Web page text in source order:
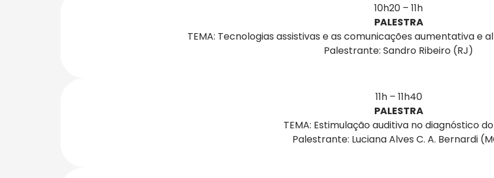
10h20 – 11h
PALESTRA
TEMA: Tecnologias assistivas e as comunicações aumentativa e
Palestrante: Sandro Ribeiro (RJ)
11h – 11h40
PALESTRA
TEMA: Estimulação auditiva no diagnóstico do
Palestrante: Luciana Alves C. A. Bernardi